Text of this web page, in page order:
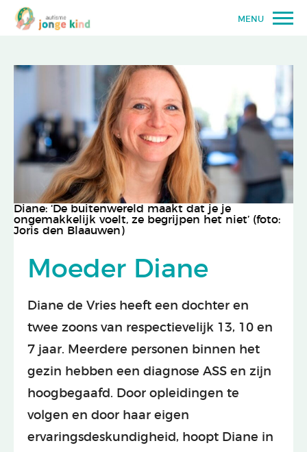
MENU
Diane: ‘De buitenwereld maakt dat je je
ongemakkelijk voelt, ze begrijpen het niet’ (foto:
Joris den Blaauwen)
Moeder Diane
Diane de Vries heeft een dochter en
twee zoons van respectievelijk 13, 10 en
7 jaar. Meerdere personen binnen het
gezin hebben een diagnose ASS en zijn
hoogbegaafd. Door opleidingen te
volgen en door haar eigen
ervaringsdeskundigheid, hoopt Diane in